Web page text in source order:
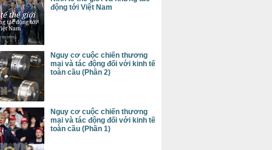
động tới Việt Nam
Nguy cơ cuộc chiến thương
mại và tác động đối với kinh tế
toàn cầu (Phần 2)
Nguy cơ cuộc chiến thương
mại và tác động đối với kinh tế
toàn cầu (Phần 1)